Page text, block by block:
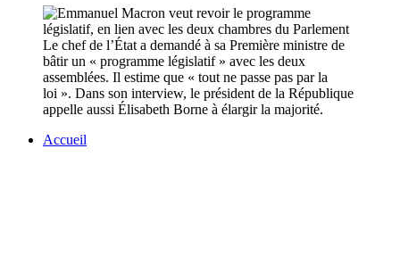
Le chef de l’État a demandé à sa Première ministre de
bâtir un « programme législatif » avec les deux
assemblées. Il estime que « tout ne passe pas par la
loi ». Dans son interview, le président de la République
appelle aussi Élisabeth Borne à élargir la majorité.
Accueil